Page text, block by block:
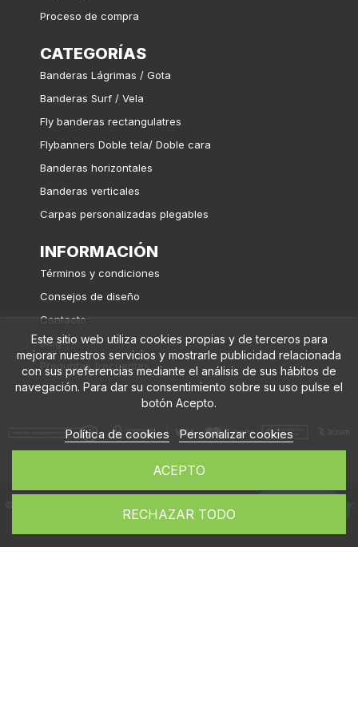
Proceso de compra
CATEGORÍAS
Banderas Lágrimas / Gota
Banderas Surf / Vela
Fly banderas rectangulatres
Flybanners Doble tela/ Doble cara
Banderas horizontales
Banderas verticales
Carpas personalizadas plegables
INFORMACIÓN
Términos y condiciones
Consejos de diseño
Contacto
Blog
Preguntas frecuentes
Este sitio web utiliza cookies propias y de terceros para
mejorar nuestros servicios y mostrarle publicidad relacionada
con sus preferencias mediante el análisis de sus hábitos de
navegación. Para dar su consentimiento sobre su uso pulse el
botón Acepto.
Política de cookies Personalizar cookies
RECHAZAR TODO
ACEPTO